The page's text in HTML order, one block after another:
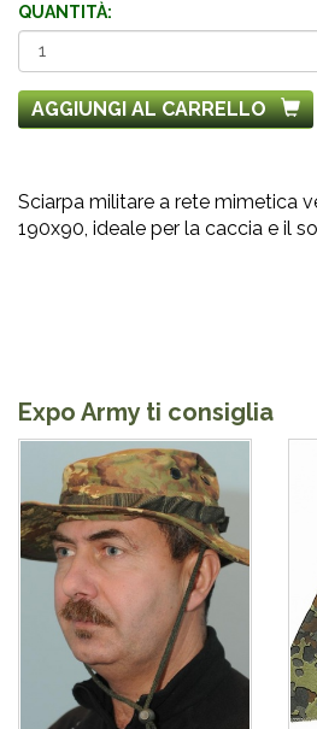
QUANTITÀ:
AGGIUNGI AL CARRELLO
Sciarpa militare a rete mimetica
190x90, ideale per la caccia e il
Expo Army ti consiglia